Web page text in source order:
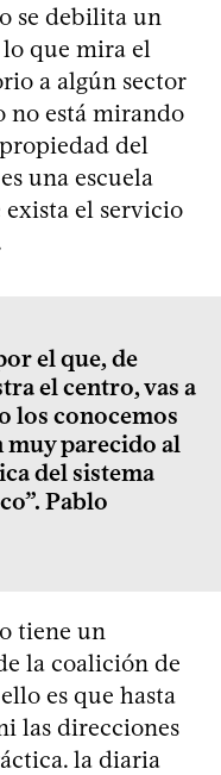
se debilita un
que mira el
a algún sector
no está mirando
del
una escuela
el servicio
el que, de
el centro, vas a
los conocemos
muy parecido al
del sistema
Pablo
tiene un
la coalición de
es que hasta
las direcciones
la diaria